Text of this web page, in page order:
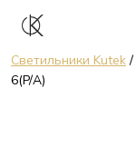
Светильники Kutek/
6(P/A)